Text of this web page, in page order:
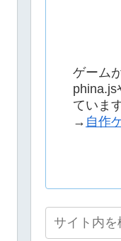
ゲーム
phina.js
ています
→ 自作